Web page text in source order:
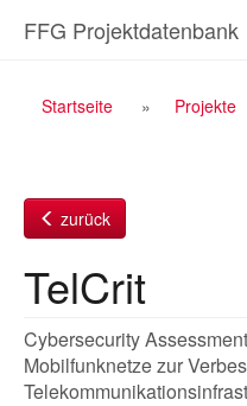
InhaltFFG Projektdatenbank
Breadcrumb
Startseite Projekte
zurück
TelCrit
Cybersecurity
Mobilfunknetze zur